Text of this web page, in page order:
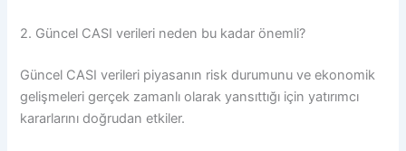
2. Güncel CASI verileri neden bu kadar önemli?
Güncel CASI verileri piyasanın risk durumunu ve ekonomik
gelişmeleri gerçek zamanlı olarak yansıttığı için yatırımcı
kararlarını doğrudan etkiler.